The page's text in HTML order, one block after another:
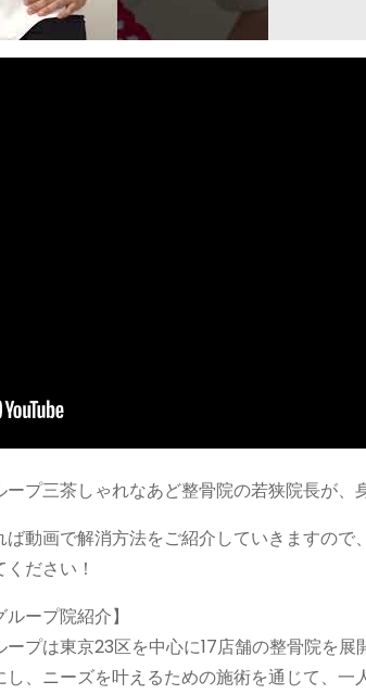
プ三茶しゃれなあど整骨院の若狭院長が、
動画で解消方法をご紹介していきますので、
ださい！
ープ院紹介】
プは東京23区を中心に17店舗の整骨院を展
、ニーズを叶えるための施術を通じて、